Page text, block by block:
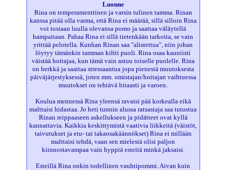
Luonne
Rina on temperamenttinen ja varsin tulinen tamma. Rinan
kanssa pitää olla varma, että Rina ei määrää, sillä silloin Rina
voi tosiaan luulla olevansa pomo ja saattaa väläytellä
hampaitaan. Pahaa Rina ei sillä tietenkään tarkoita, se vain
yrittää pelotella. Kunhan Rinan saa "alistettua", niin johan
löytyy tämänkin tamman kiltti puoli. Rina osaa kauniisti
väistää hoitajaa, kun tämä vain astuu toiselle puolelle. Rina
on herkkä ja saattaa stressaantua jopa pienestä muutoksesta
päiväjärjestyksessä, joten mm. omistajan/hoitajan vaihtuessa
muutokset on tehtävä hitaasti ja varoen.
Koulua mennessä Rina yleensä ravaisi pää korkealla eikä
malttaisi hidastaa. Jo heti tunnin alussa ratsastaja saa tutustua
Rinan reippaaseen askellukseen ja pidätteet ovat kyllä
kannattavia. Kaikkia keskittymistä vaativia liikkeitä (väistöt,
taivutukset ja etu- tai takaosakäännökset) Rina ei millään
malttaisi tehdä, vaan sen mielestä olisi paljon
kiinnostavampaa vain hyppiä esteitä minkä jaksaisi.
Esteillä Rina onkin todellinen vauhtipommi. Aivan kuin